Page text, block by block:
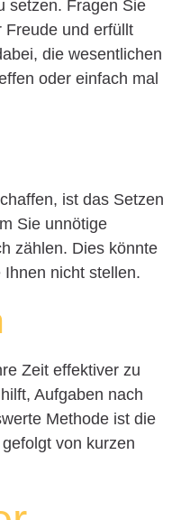
setzen. Fragen Sie
Freude und erfüllt
die wesentlichen
oder einfach mal
ist das Setzen
Sie unnötige
zählen. Dies könnte
nicht stellen.
Zeit effektiver zu
Aufgaben nach
Methode ist die
von kurzen